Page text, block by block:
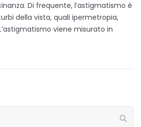
Di frequente, l’astigmatismo è
della vista, quali ipermetropia,
viene misurato in